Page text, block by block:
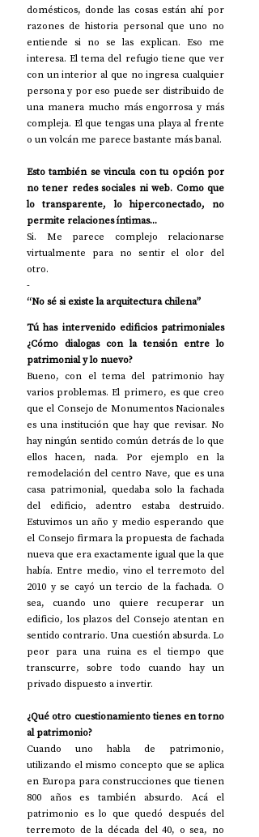
domésticos, donde las cosas están ahí por
razones de historia personal que uno no
entiende si no se las explican. Eso me
interesa. El tema del refugio tiene que ver
con un interior al que no ingresa cualquier
persona y por eso puede ser distribuido de
una manera mucho más engorrosa y más
compleja. El que tengas una playa al frente
o un volcán me parece bastante más banal.
Esto también se vincula con tu opción por
no tener redes sociales ni web. Como que
lo transparente, lo hiperconectado, no
permite relaciones íntimas...
Si. Me parece complejo relacionarse
virtualmente para no sentir el olor del
otro.
-
“No sé si existe la arquitectura chilena”
Tú has intervenido edificios patrimoniales
¿Cómo dialogas con la tensión entre lo
patrimonial y lo nuevo?
Bueno, con el tema del patrimonio hay
varios problemas. El primero, es que creo
que el Consejo de Monumentos Nacionales
es una institución que hay que revisar. No
hay ningún sentido común detrás de lo que
ellos hacen, nada. Por ejemplo en la
remodelación del centro Nave, que es una
casa patrimonial, quedaba solo la fachada
del edificio, adentro estaba destruido.
Estuvimos un año y medio esperando que
el Consejo firmara la propuesta de fachada
nueva que era exactamente igual que la que
había. Entre medio, vino el terremoto del
2010 y se cayó un tercio de la fachada. O
sea, cuando uno quiere recuperar un
edificio, los plazos del Consejo atentan en
sentido contrario. Una cuestión absurda. Lo
peor para una ruina es el tiempo que
transcurre, sobre todo cuando hay un
privado dispuesto a invertir.
¿Qué otro cuestionamiento tienes en torno
al patrimonio?
Cuando uno habla de patrimonio,
utilizando el mismo concepto que se aplica
en Europa para construcciones que tienen
800 años es también absurdo. Acá el
patrimonio es lo que quedó después del
terremoto de la década del 40, o sea, no